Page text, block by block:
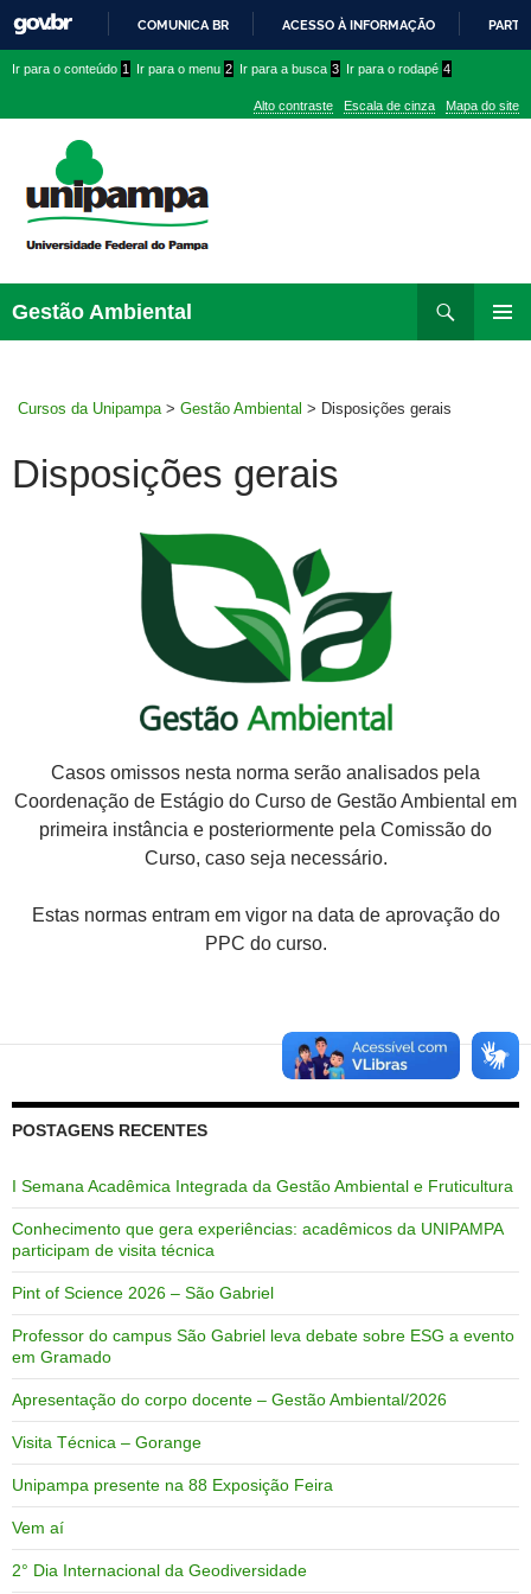
PARA
CONTEÚDO
COMUNICA BR ACESSO À INFORMAÇÃO
conteúdo
menu
superior
menu
Ir para o conteúdo 1 Ir para o menu 2 Ir para a busca 3 Ir para o rodapé 4
Alto contraste Escala de cinza Mapa do site
Gestão Ambiental
Cursos da Unipampa > Gestão Ambiental > Disposições gerais
Disposições gerais
Casos omissos nesta norma serão analisados pela
Coordenação de Estágio do Curso de Gestão Ambiental em
primeira instância e posteriormente pela Comissão do
Curso, caso seja necessário.
Estas normas entram em vigor na data de aprovação do
PPC do curso.
POSTAGENS RECENTES
I Semana Acadêmica Integrada da Gestão Ambiental e Fruticultura
Conhecimento que gera experiências: acadêmicos da UNIPAMPA
participam de visita técnica
Pint of Science 2026 – São Gabriel
Professor do campus São Gabriel leva debate sobre ESG a evento
em Gramado
Apresentação do corpo docente – Gestão Ambiental/2026
Visita Técnica – Gorange
Unipampa presente na 88 Exposição Feira
Vem aí
2° Dia Internacional da Geodiversidade